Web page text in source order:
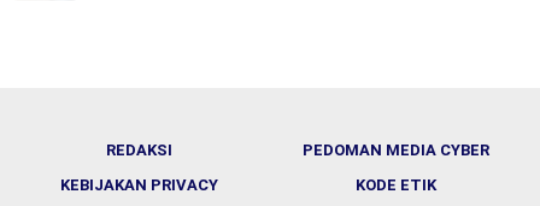
REDAKSI
PEDOMAN MEDIA CYBER
KEBIJAKAN PRIVACY
KODE ETIK